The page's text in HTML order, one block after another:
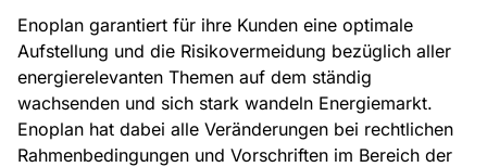
Enoplan garantiert für ihre Kunden eine optimale
Aufstellung und die Risikovermeidung bezüglich aller
energierelevanten Themen auf dem ständig
wachsenden und sich stark wandeln Energiemarkt.
Enoplan hat dabei alle Veränderungen bei rechtlichen
Rahmenbedingungen und Vorschriften im Bereich der